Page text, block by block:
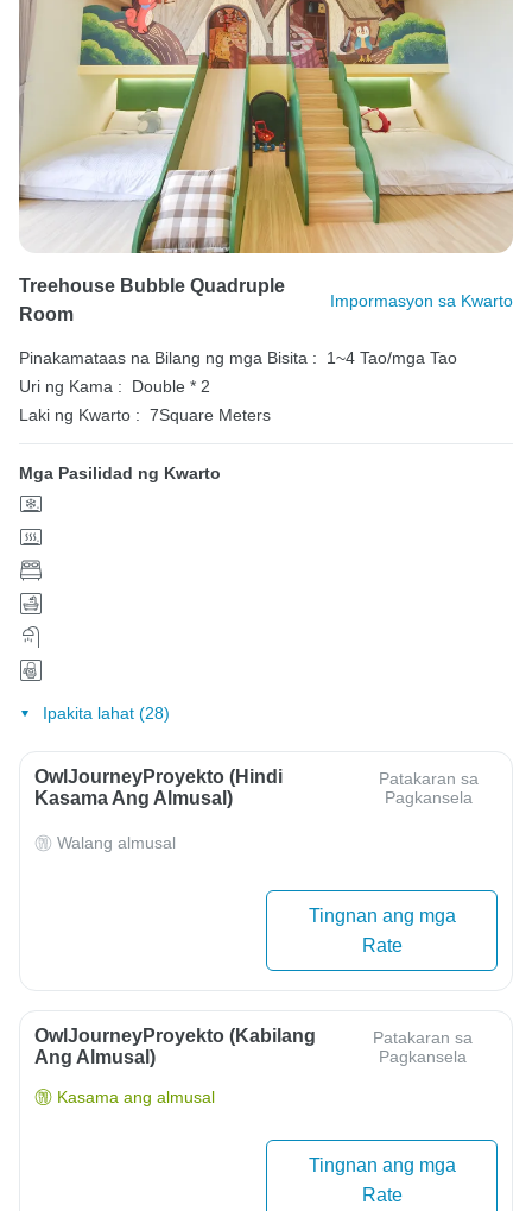
Treehouse Bubble Quadruple
Room
Impormasyon sa Kwarto
Pinakamataas na Bilang ng mga Bisita :
1~4 Tao/mga Tao
Uri ng Kama :
Double * 2
Laki ng Kwarto : 7Square Meters
Mga Pasilidad ng Kwarto
Ipakita lahat (28)
OwlJourneyProyekto (Hindi
Kasama Ang Almusal)
Patakaran sa
Pagkansela
Walang almusal
Tingnan ang mga
Rate
OwlJourneyProyekto (Kabilang
Ang Almusal)
Patakaran sa
Pagkansela
Kasama ang almusal
Tingnan ang mga
Rate